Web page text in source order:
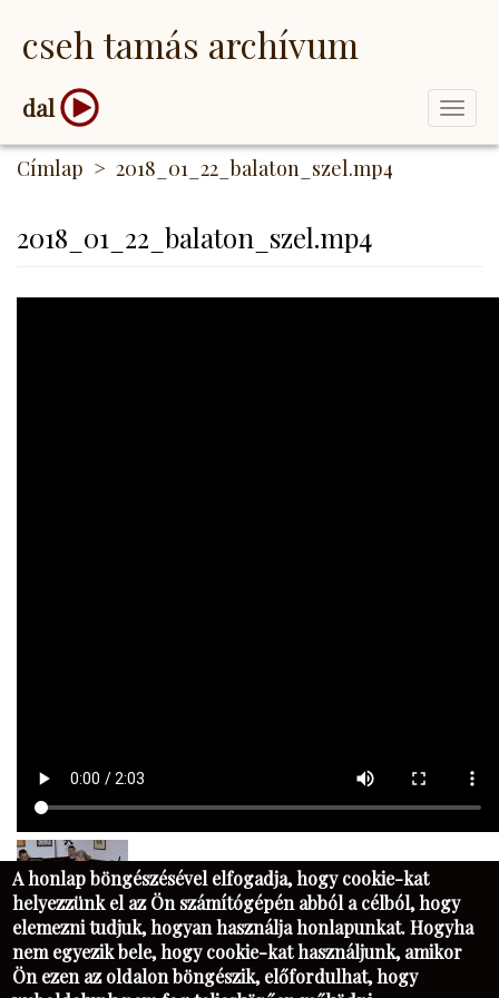
cseh tamás archívum
dal
Címlap 2018_01_22_balaton_szel.mp4
2018_01_22_balaton_szel.mp4
A honlap böngészésével elfogadja, hogy cookie-kat
helyezzünk el az Ön számítógépén abból a célból, hogy
elemezni tudjuk, hogyan használja honlapunkat. Hogyha
nem egyezik bele, hogy cookie-kat használjunk, amikor
Ön ezen az oldalon böngészik, előfordulhat, hogy